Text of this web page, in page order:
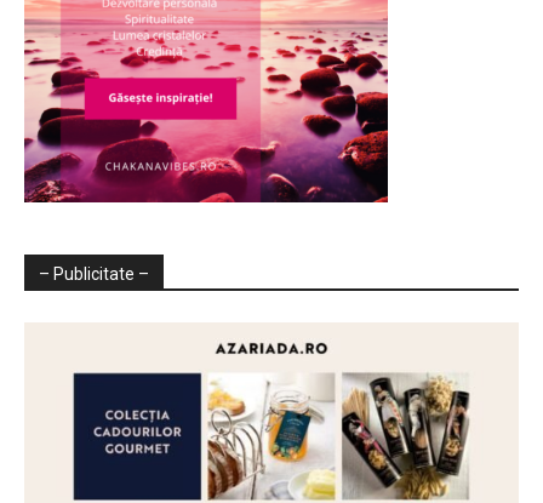
– Publicitate –